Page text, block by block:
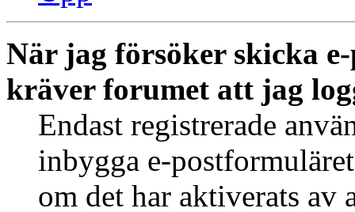
När jag försöker skicka
kräver forumet att jag
Endast registrerade
inbygga e-
om det har aktiverats av